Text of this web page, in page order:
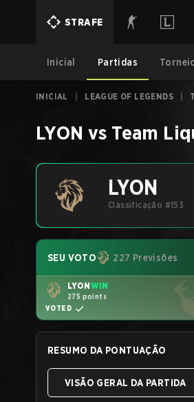
STRAFE
Inicial Partidas
INICIAL LEAGUE OF LEGENDS
LYON vs Team
LYON
Classificação #153
SEU VOTO 227 Previsões
LYONWIN
275 points
VOTED
RESUMO DA PONTUAÇÃO
VISÃO GERAL DA PARTIDA